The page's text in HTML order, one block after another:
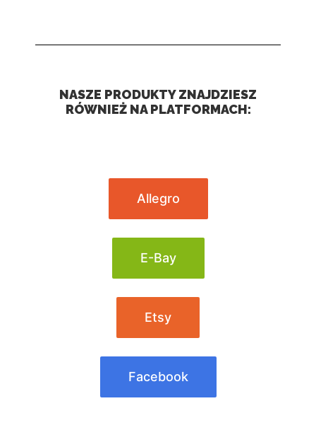
NASZE PRODUKTY ZNAJDZIESZ
RÓWNIEŻ NA PLATFORMACH:
Allegro
E-Bay
Etsy
Facebook